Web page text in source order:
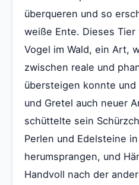
überqueren und so
weiße Ente. Dieses
Vogel im Wald, ein Art,
zwischen reale und
übersteigen konnte und
und Gretel auch neuer
schüttelte sein
Perlen und Edelsteine
herumsprangen, und
Handvoll nach der